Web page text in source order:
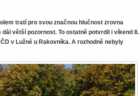
tratí pro svou značnou hlučnost zrovna
větší pozornost. To ostatně potvrdil i víkend 8.
v Lužné u Rakovníka. A rozhodně nebyly